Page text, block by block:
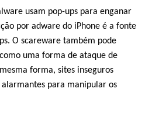
usam pop-ups para enganar
por adware do iPhone é a fonte
O scareware também pode
uma forma de ataque de
forma, sites inseguros
para manipular os